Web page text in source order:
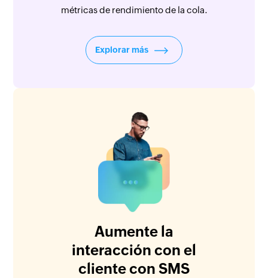
métricas de rendimiento de la cola.
Explorar más
Aumente la
interacción con el
cliente con SMS